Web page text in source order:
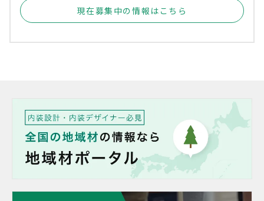
現在募集中の情報はこちら